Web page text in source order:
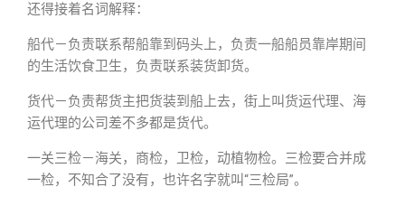
还得接着名词解释：
船代－负责联系帮船靠到码头上，负责一船船员靠岸期间
的生活饮食卫生，负责联系装货卸货。
货代－负责帮货主把货装到船上去，街上叫货运代理、海
运代理的公司差不多都是货代。
一关三检－海关，商检，卫检，动植物检。三检要合并成
一检，不知合了没有，也许名字就叫“三检局”。